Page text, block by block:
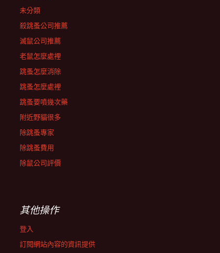
未分類
殺跳蚤公司推薦
滅鼠公司推薦
老鼠怎麼處裡
跳蚤怎麼消除
跳蚤怎麼處裡
跳蚤要噴幾次藥
附近野貓很多
除跳蚤專家
除跳蚤費用
除鼠公司評價
其他操作
登入
訂閱網站內容的資訊提供